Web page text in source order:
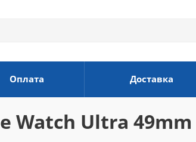
Оплата Доставка
Ultra 49mm